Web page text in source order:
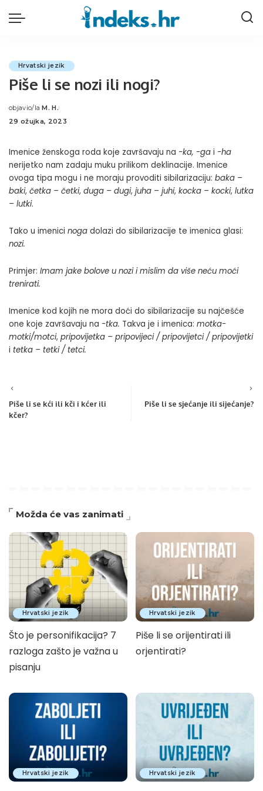
Hrvatski jezik
Piše li se nozi ili nogi?
Posted
by
objavio/la M. H.
29 ožujka, 2023
Imenice ženskoga roda koje završavaju na -ka, -ga i -ha
nerijetko nam zadaju muku prilikom deklinacije. Imenice
ovoga tipa mogu i ne moraju provoditi sibilarizaciju: baka –
baki, četka – četki, duga – dugi, juha – juhi, kocka – kocki, lutka
– lutki.
Tako u imenici noga dolazi do sibilarizacije te imenica glasi:
nozi.
Primjer: Imam jake bolove u nozi i mislim da više neću moći
trenirati.
Imenice kod kojih ne mora doći do sibilarizacije su najčešće
one koje završavaju na -tka. Takva je i imenica: motka-
motki/motci, pripovijetka – pripovijeci / pripovijetci / pripovijetki
i tetka – tetki / tetci.
Piše li se kći ili kči i kćer ili
kčer?
Piše li se sjećanje ili sijećanje?
Možda će vas zanimati
Hrvatski jezik
Što je personifikacija? 7
razloga zašto je važna u
pisanju
Hrvatski jezik
Piše li se orijentirati ili
orjentirati?
Hrvatski jezik Hrvatski jezik